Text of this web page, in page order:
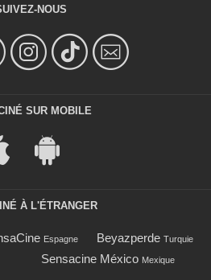
NOUS
SUR MOBILE
À L'ÉTRANGER
Espagne Beyazperde Turquie
Sensacine México Mexique